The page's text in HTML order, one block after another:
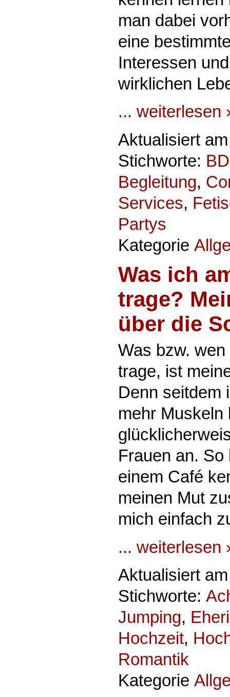
man dabei
eine
Interessen
wirklichen
... weiterlesen
Aktualisiert
Stichworte:
Begleitung,
Services,
Partys
Kategorie
Was ich
trage?
über die
Was bzw.
trage, ist
Denn seitdem
mehr Muskeln
Frauen an.
einem Café
meinen Mut
mich einfach
... weiterlesen
Aktualisiert
Stichworte:
Jumping,
Hochzeit,
Romantik
Kategorie